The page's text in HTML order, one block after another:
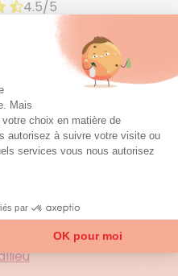
4.5/5
zones